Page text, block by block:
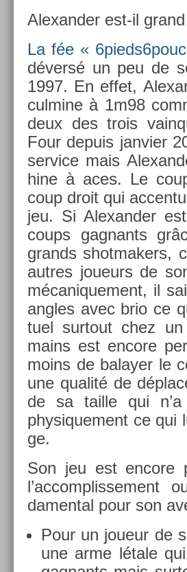
Al­exand­er est-il
La fée «
déversé un peu de
1997. En effet,
cul­mine à 1m98
deux des trois
Four de­puis jan­vi­er
ser­vice mais
hine à aces. Le
coup droit qui
jeu. Si Al­exand­er
coups gag­nants
grands shot­mak­ers,
aut­res joueurs de
mécanique­ment, il
an­gles avec brio ce
tuel sur­tout chez
mains est en­core
moins de balay­er le
une qualité de
de sa tail­le qui n’a
physique­ment ce qui
ge.
Son jeu est en­core
dament­al pour son
Pour un joueur de
une arme létale